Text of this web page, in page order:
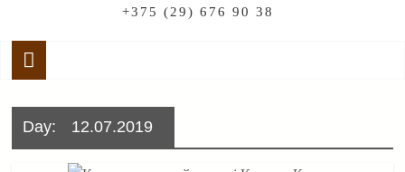
+375 (29) 676 90 38
Day: 12.07.2019